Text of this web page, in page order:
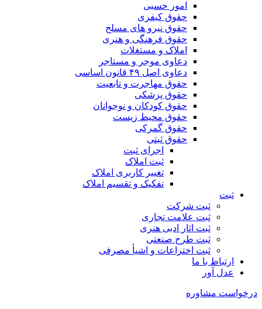
امور حسبی
حقوق کیفری
حقوق نیرو های مسلح
حقوق فرهنگی و هنری
املاک و مستغلات
دعاوی موجر و مستاجر
دعاوی اصل ۴۹ قانون اساسی
حقوق مهاجرت و تابعیت
حقوق پزشکی
حقوق کودکان و نوجوانان
حقوق محیط زیست
حقوق گمرکی
حقوق ثبتی
اجرای ثبت
ثبت املاک
تغییر کاربری املاک
تفکیک و تقسیم املاک
ثبت
ثبت شرکت
ثبت علامت تجاری
ثبت اثار ادبی هنری
ثبت طرح صنعتی
ثبت اختراعات و اشیا‌ٔ مصرفی
ارتباط با ما
عدل آور
درخواست مشاوره